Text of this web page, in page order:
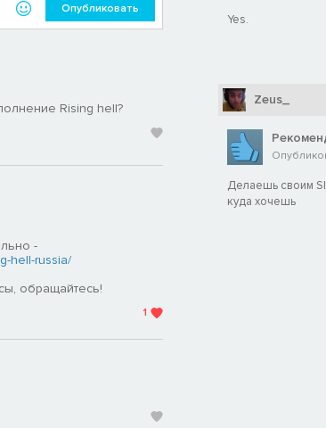
Опубликовать
Rising hell?
-
hell-russia/
обращайтесь!
1
Yes.
Zeus_
Делаешь своим
куда хочешь